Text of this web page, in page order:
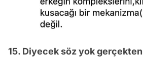
15. Diyecek söz yok